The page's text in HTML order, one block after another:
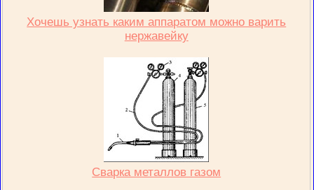
Хочешь узнать каким аппаратом можно варить
нержавейку
Сварка металлов газом